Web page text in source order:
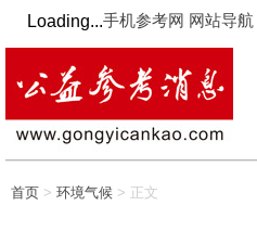
Loading...手机参考网 网站导航
首页 > 环境气候 > 正文